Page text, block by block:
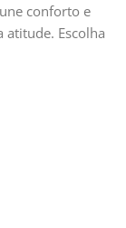
conforto e
Escolha